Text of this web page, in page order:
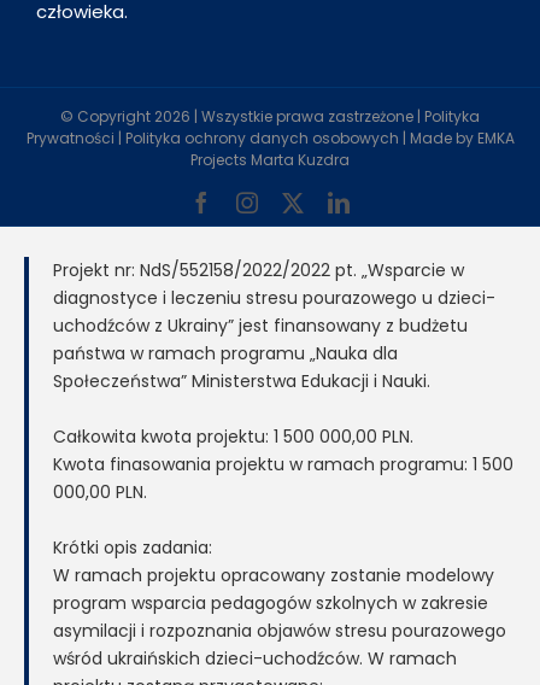
człowieka.
© Copyright 2026 | Wszystkie prawa zastrzeżone | Polityka
Prywatności | Polityka ochrony danych osobowych | Made by EMKA
Projects Marta Kuzdra
FacebookInstagram LinkedIn
Projekt nr: NdS/552158/2022/2022 pt. „Wsparcie w
diagnostyce i leczeniu stresu pourazowego u dzieci-
uchodźców z Ukrainy” jest finansowany z budżetu
państwa w ramach programu „Nauka dla
Społeczeństwa” Ministerstwa Edukacji i Nauki.
Całkowita kwota projektu: 1 500 000,00 PLN.
Kwota finasowania projektu w ramach programu: 1 500
000,00 PLN.
Krótki opis zadania:
W ramach projektu opracowany zostanie modelowy
program wsparcia pedagogów szkolnych w zakresie
asymilacji i rozpoznania objawów stresu pourazowego
wśród ukraińskich dzieci-uchodźców. W ramach